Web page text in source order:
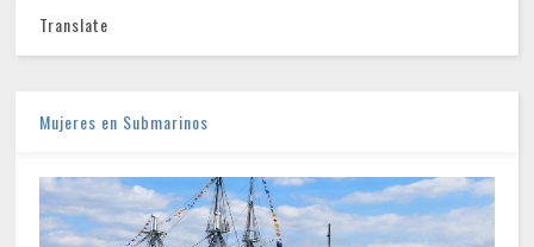
Translate
Mujeres en Submarinos